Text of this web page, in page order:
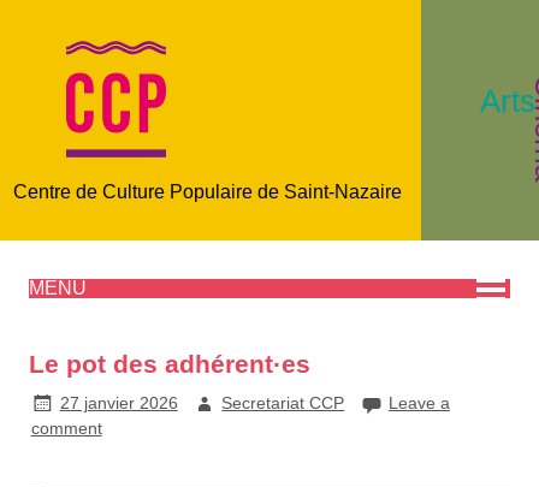
Centre de Culture Populaire de Saint-Nazaire
MENU
Le pot des adhérent·es
27 janvier 2026 Secretariat CCP
Leave a
comment